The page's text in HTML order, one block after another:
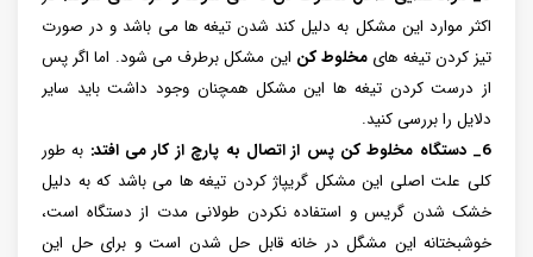
اکثر موارد این مشکل به دلیل کند شدن تیغه ها می باشد و در صورت
تیز کردن تیغه های مخلوط کن این مشکل برطرف می شود. اما اگر پس
از درست کردن تیغه ها این مشکل همچنان وجود داشت باید سایر
دلایل را بررسی کنید.
6_ دستگاه مخلوط کن پس از اتصال به پارچ از کار می افتد:
به طور
کلی علت اصلی این مشکل گریپاژ کردن تیغه ها می باشد که به دلیل
خشک شدن گریس و استفاده نکردن طولانی مدت از دستگاه است،
خوشبختانه این مشگل در خانه قابل حل شدن است و برای حل این